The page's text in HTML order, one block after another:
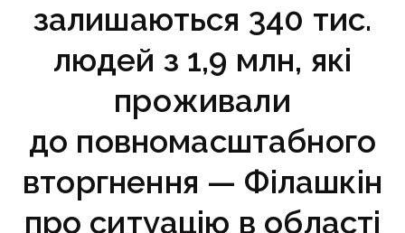
залишаються 340 тис.
людей з 1,9 млн, які
проживали
до повномасштабного
вторгнення — Філашкін
про ситуацію в області